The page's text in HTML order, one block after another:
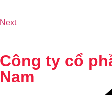
Next
Công ty cổ
Nam